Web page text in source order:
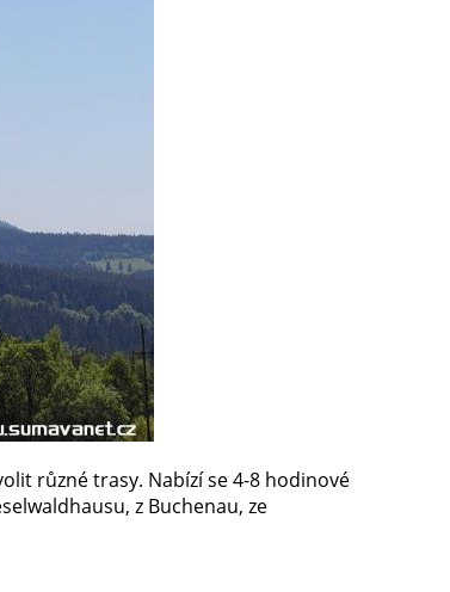
různé trasy. Nabízí se 4-8 hodinové
z Buchenau, ze